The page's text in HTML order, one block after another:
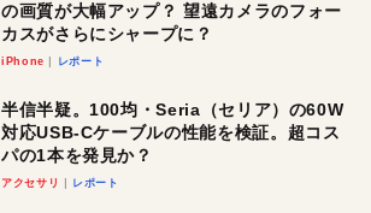
の画質が大幅アップ？ 望遠カメラのフォー
カスがさらにシャープに？
iPhone レポート
半信半疑。100均・Seria（セリア）の60W
対応USB-Cケーブルの性能を検証。超コス
パの1本を発見か？
アクセサリ レポート